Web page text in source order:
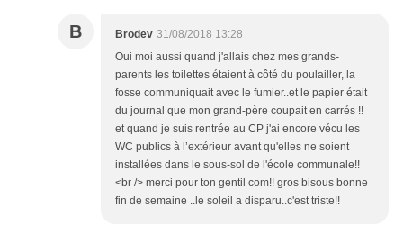
B Brodev 31/08/2018 13:28
Oui moi aussi quand j'allais chez mes grands-
parents les toilettes étaient à côté du poulailler, la
fosse communiquait avec le fumier..et le papier était
du journal que mon grand-père coupait en carrés !!
et quand je suis rentrée au CP j'ai encore vécu les
WC publics à l’extérieur avant qu'elles ne soient
installées dans le sous-sol de l'école communale!!
<br /> merci pour ton gentil com!! gros bisous bonne
fin de semaine ..le soleil a disparu..c'est triste!!